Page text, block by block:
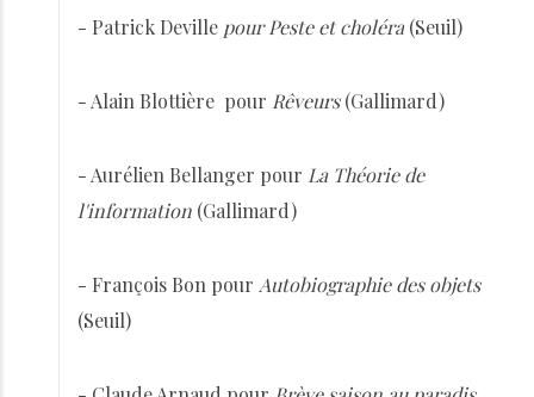
- Patrick Deville pour Peste et choléra (Seuil)
- Alain Blottière pour Rêveurs(Gallimard)
- Aurélien Bellanger pour La Théorie de
l'information (Gallimard)
- François Bon pour Autobiographie des objets
(Seuil)